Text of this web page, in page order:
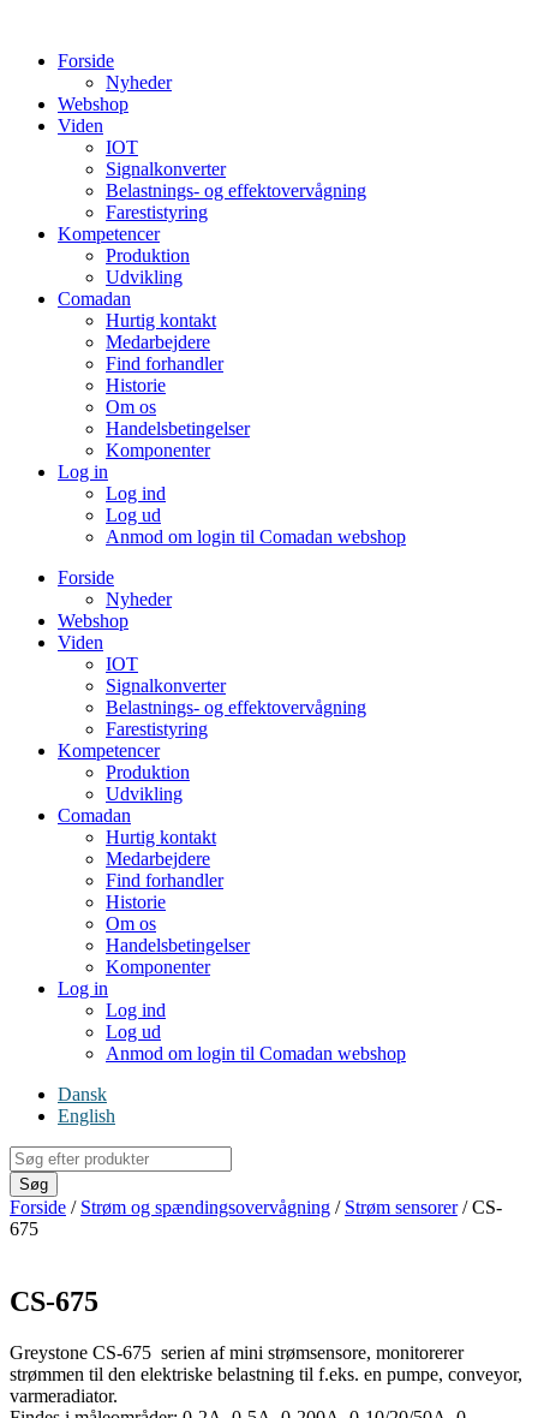
indholdForside
Nyheder
Webshop
Viden
IOT
Signalkonverter
Belastnings- og effektovervågning
Farestistyring
Kompetencer
Produktion
Udvikling
Comadan
Hurtig kontakt
Medarbejdere
Find forhandler
Historie
Om os
Handelsbetingelser
Komponenter
Log in
Log ind
Log ud
Anmod om login til Comadan webshop
Forside
Nyheder
Webshop
Viden
IOT
Signalkonverter
Belastnings- og effektovervågning
Farestistyring
Kompetencer
Produktion
Udvikling
Comadan
Hurtig kontakt
Medarbejdere
Find forhandler
Historie
Om os
Handelsbetingelser
Komponenter
Log in
Log ind
Log ud
Anmod om login til Comadan webshop
Dansk
English
Products
search
Søg
Forside / Strøm og spændingsovervågning / Strøm sensorer/ CS-
675
CS-675
Greystone CS-675 serien af mini strømsensore, monitorerer
strømmen til den elektriske belastning til f.eks. en pumpe, conveyor,
varmeradiator.